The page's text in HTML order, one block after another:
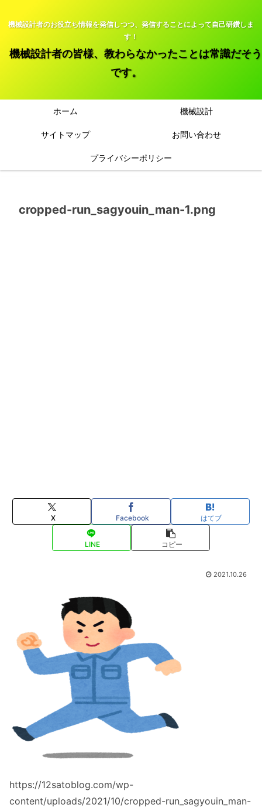
機械設計者のお役立ち情報を発信しつつ、発信することによって自己研鑽しま
す！
機械設計者の皆様、教わらなかったことは常識だそう
です。
ホーム 機械設計
サイトマップ お問い合わせ
プライバシーポリシー
cropped-run_sagyouin_man-1.png
X Facebook はてブ
LINE コピー
2021.10.26
https://12satoblog.com/wp-
content/uploads/2021/10/cropped-run_sagyouin_man-